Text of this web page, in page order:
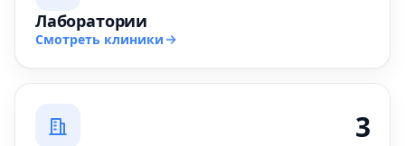
Лаборатории
Смотреть клиники
3